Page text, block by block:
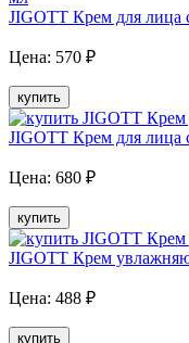
JIGOTT Крем для лица
Цена: 570 ₽
купить
JIGOTT Крем для лица
Цена: 680 ₽
купить
JIGOTT Крем
Цена: 488 ₽
купить